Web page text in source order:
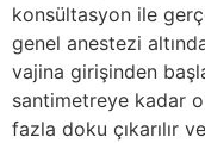
konsültasyon ile
genel anestezi
vajina girişinden
santimetreye kadar
fazla doku çıkarılır